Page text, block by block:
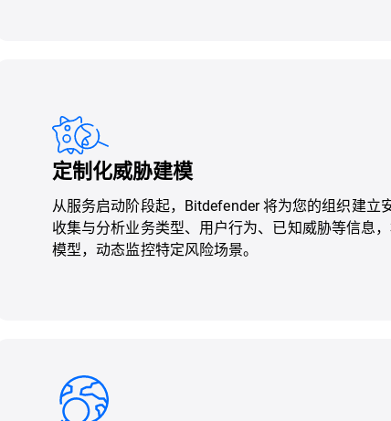
定制化威胁建模
从服务启动阶段起，Bitdefender 将为您的组织建立
收集与分析业务类型、用户行为、已知威胁等信息
模型，动态监控特定风险场景。